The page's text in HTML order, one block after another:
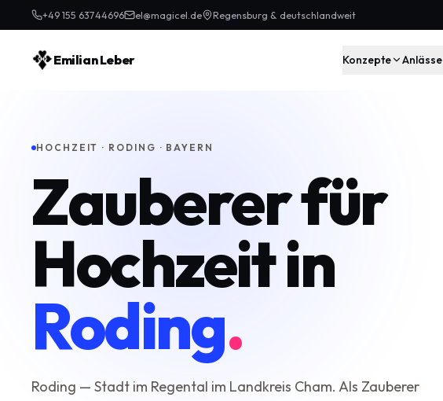
+49 155 63744696 el@magicel.de Regensburg & deutschlandweit
Emilian Leber Konzepte Anlässe
HOCHZEIT · RODING · BAYERN
Zauberer für
Hochzeit in
Roding.
Roding — Stadt im Regental im Landkreis Cham. Als Zauberer